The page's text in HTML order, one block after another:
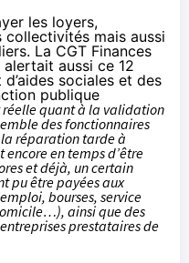
les loyers,
mais aussi
La CGT Finances
aussi ce 12
sociales et des
publique
réelle quant à la validation
des fonctionnaires
réparation tarde à
encore en temps d’être
et déjà, un certain
pu être payées aux
bourses, service
ainsi que des
prestataires de